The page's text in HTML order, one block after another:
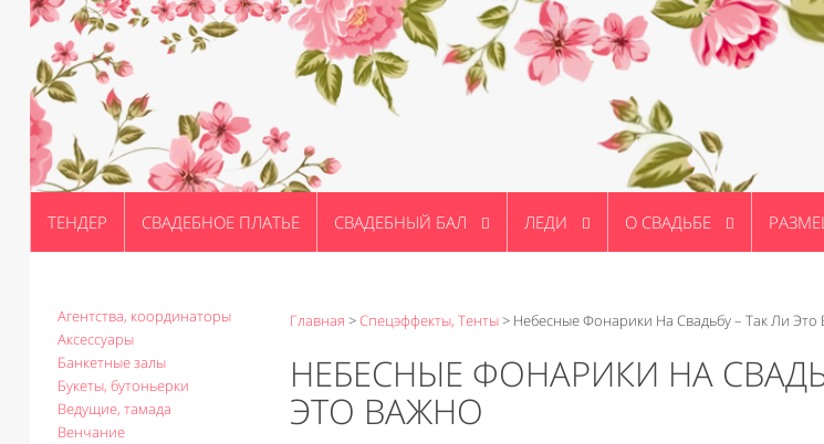
ТЕНДЕР СВАДЕБНОЕ ПЛАТЬЕ СВАДЕБНЫЙ БАЛ ЛЕДИ О СВАДЬБЕ
Агентства, координаторы
Аксессуары
Банкетные залы
Букеты, бутоньерки
Ведущие, тамада
Венчание
Главная >Спецэффекты, Тенты> Небесные Фонарики На Свадьбу – Так Ли Это
НЕБЕСНЫЕ ФОНАРИКИ НА
ЭТО ВАЖНО